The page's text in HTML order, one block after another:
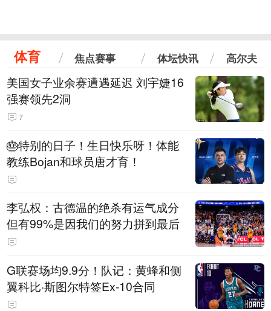
体育 焦点赛事 体坛快讯 高尔夫
美国女子业余赛遭遇延迟 刘宇婕16
强赛领先2洞
7
🎂特别的日子！生日快乐呀！体能
教练Bojan和球员唐才育！
李弘权：古德温的绝杀有运气成分
但有99%是因我们的努力拼到最后
G联赛场均9.9分！队记：黄蜂和侧
翼科比·斯图尔特签Ex‑10合同